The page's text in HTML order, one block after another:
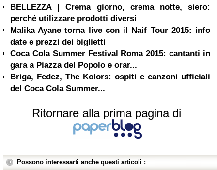
BELLEZZA | Crema giorno, crema notte, siero:
perché utilizzare prodotti diversi
Malika Ayane torna live con il Naif Tour 2015: info
date e prezzi dei biglietti
Coca Cola Summer Festival Roma 2015: cantanti in
gara a Piazza del Popolo e orar...
Briga, Fedez, The Kolors: ospiti e canzoni ufficiali
del Coca Cola Summer...
Ritornare alla prima pagina di
Possono interessarti anche questi articoli :